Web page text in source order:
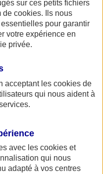
ainsi qu'à celle de vos
Ce service gratuit est
d'alerte
sur ces petits fichiers
de cookies. Ils nous
pour garantir
votre expérience en
privée.
acceptant les cookies de
qui nous aident à
avec les cookies et
qui nous
adapté à vos centres